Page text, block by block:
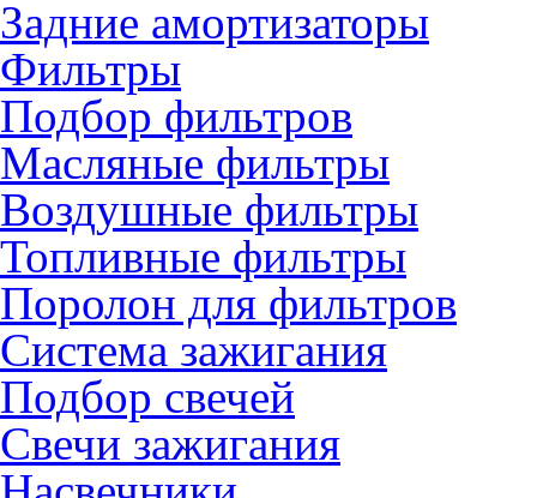
Задние амортизаторы
Фильтры
Подбор фильтров
Масляные фильтры
Воздушные фильтры
Топливные фильтры
Поролон для фильтров
Система зажигания
Подбор свечей
Свечи зажигания